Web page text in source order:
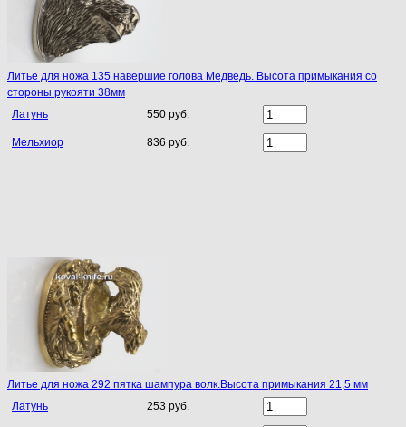
Литье для ножа 135 навершие голова Медведь. Высота примыкания со
стороны рукояти 38мм
Латунь
550 руб.
Мельхиор 836 руб.
Литье для ножа 292 пятка шампура волк.Высота примыкания 21,5 мм
Латунь
253 руб.